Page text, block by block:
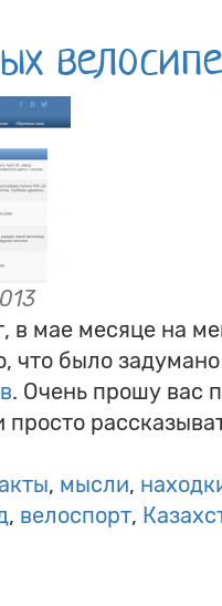
в мае месяце на
что было
. Очень прошу вас
мысли
велоспорт